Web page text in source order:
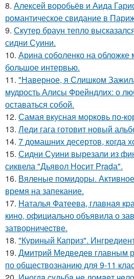
8. Алексей воробьёв и Аида
романтическое свидание в
9. Скутер браун тепло
сидни Суини.
10. Арина соболенко на обложке
большое интервью.
11. "Наверное, я Слишком
мудрость Алисы Фрейндлих: о
оставаться собой.
12. Самая вкусная морковь по-
13. Леди гага готовит новый
14. 7 домашних десертов, когда
15. Сидни Суини вырезали из
сиквела "Дьявол Носит Pradа".
16. Вяленые помидоры.
время на запекание.
17. Hаталья Фатеева, главная
кино, официально объявила о
затвоpничеcтве.
18. "Куриный Каприз".
19. Дмитрий Медведев главным
по обществознанию для 9-11